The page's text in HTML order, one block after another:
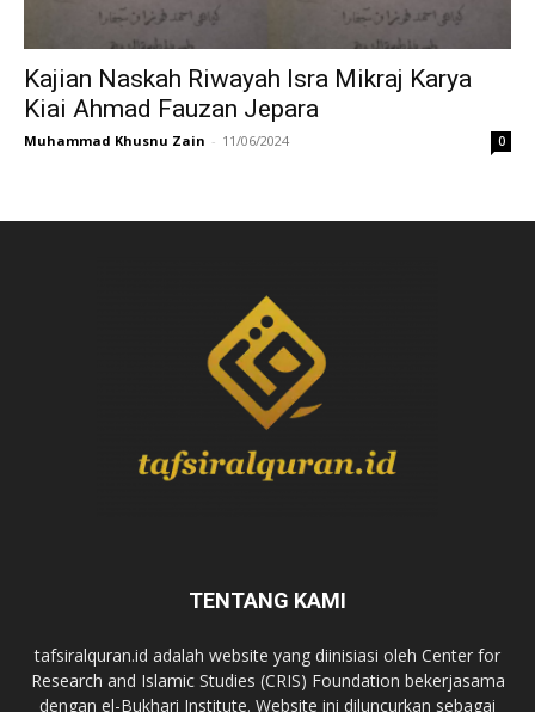
Kajian Naskah Riwayah Isra Mikraj Karya
Kiai Ahmad Fauzan Jepara
Muhammad Khusnu Zain - 11/06/2024 0
TENTANG KAMI
tafsiralquran.id adalah website yang diinisiasi oleh Center for
Research and Islamic Studies (CRIS) Foundation bekerjasama
dengan el-Bukhari Institute. Website ini diluncurkan sebagai